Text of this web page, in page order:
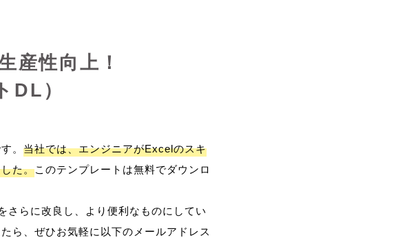
産性向上！
DL）
。 当社では、エンジニアがExcelのスキ
た。このテンプレートは無料でダウンロ
さらに改良し、より便利なものにしてい
ら、ぜひお気軽に以下のメールアドレス